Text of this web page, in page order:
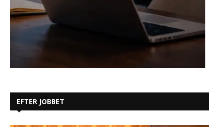
EFTER JOBBET